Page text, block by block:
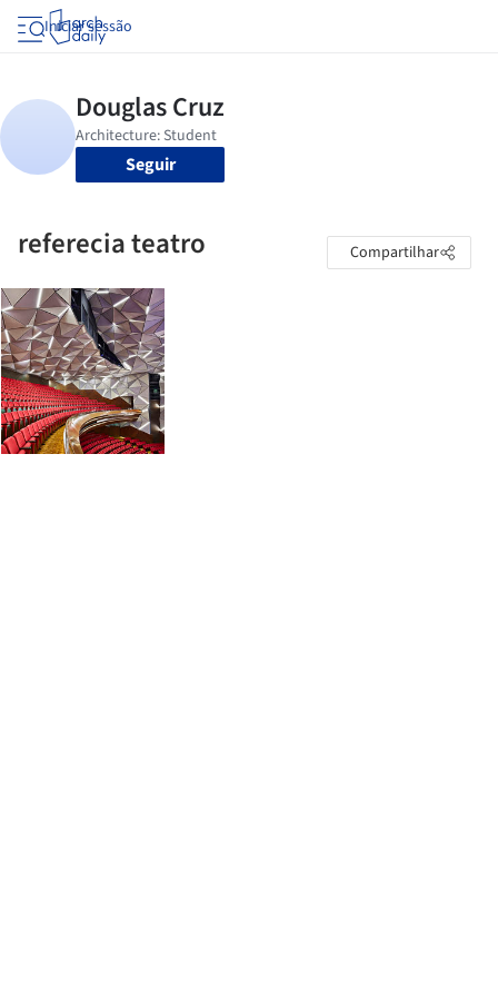
Iniciar sessão
Seguir
referecia teatro Compartilhar